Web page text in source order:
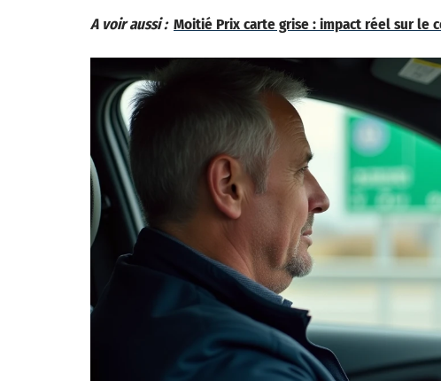
A voir aussi : Moitié Prix carte grise : impact réel sur le